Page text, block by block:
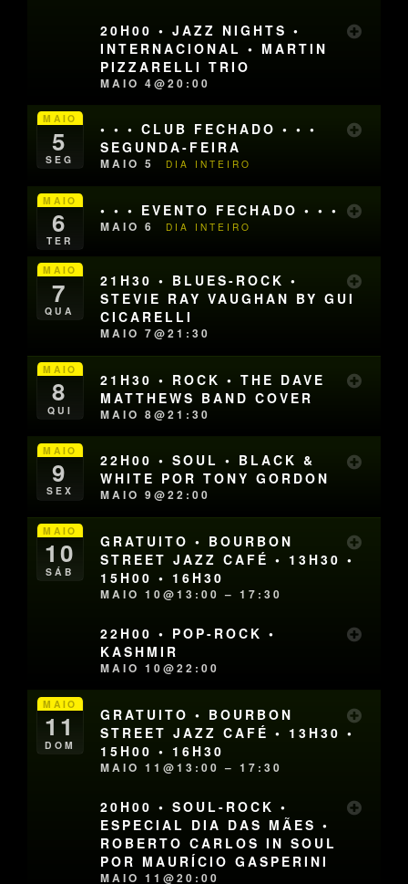
20H00 • JAZZ NIGHTS •
INTERNACIONAL • MARTIN
PIZZARELLI TRIO
MAIO 4@20:00
MAIO
5
SEG
• • • CLUB FECHADO • • •
SEGUNDA-FEIRA
MAIO 5 DIA INTEIRO
MAIO
6
TER
• • • EVENTO FECHADO • • •
MAIO 6 DIA INTEIRO
MAIO
7
QUA
21H30 • BLUES-ROCK •
STEVIE RAY VAUGHAN BY GUI
CICARELLI
MAIO 7@21:30
MAIO
8
QUI
21H30 • ROCK • THE DAVE
MATTHEWS BAND COVER
MAIO 8@21:30
MAIO
9
SEX
22H00 • SOUL • BLACK &
WHITE POR TONY GORDON
MAIO 9@22:00
MAIO
10
SÁB
GRATUITO • BOURBON
STREET JAZZ CAFÉ • 13H30 •
15H00 • 16H30
MAIO 10@13:00 – 17:30
22H00 • POP-ROCK •
KASHMIR
MAIO 10@22:00
MAIO
11
DOM
GRATUITO • BOURBON
STREET JAZZ CAFÉ • 13H30 •
15H00 • 16H30
MAIO 11@13:00 – 17:30
20H00 • SOUL-ROCK •
ESPECIAL DIA DAS MÃES •
ROBERTO CARLOS IN SOUL
POR MAURÍCIO GASPERINI
MAIO 11@20:00